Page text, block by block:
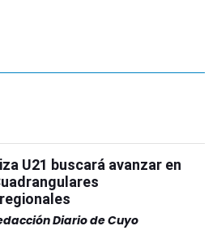
U21 buscará avanzar en
Diario de Cuyo